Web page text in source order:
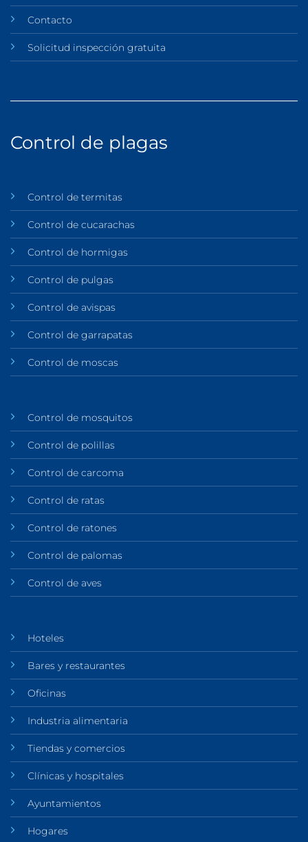
Contacto
Solicitud inspección gratuita
Control de plagas
Control de termitas
Control de cucarachas
Control de hormigas
Control de pulgas
Control de avispas
Control de garrapatas
Control de moscas
Control de mosquitos
Control de polillas
Control de carcoma
Control de ratas
Control de ratones
Control de palomas
Control de aves
Hoteles
Bares y restaurantes
Oficinas
Industria alimentaria
Tiendas y comercios
Clínicas y hospitales
Ayuntamientos
Hogares